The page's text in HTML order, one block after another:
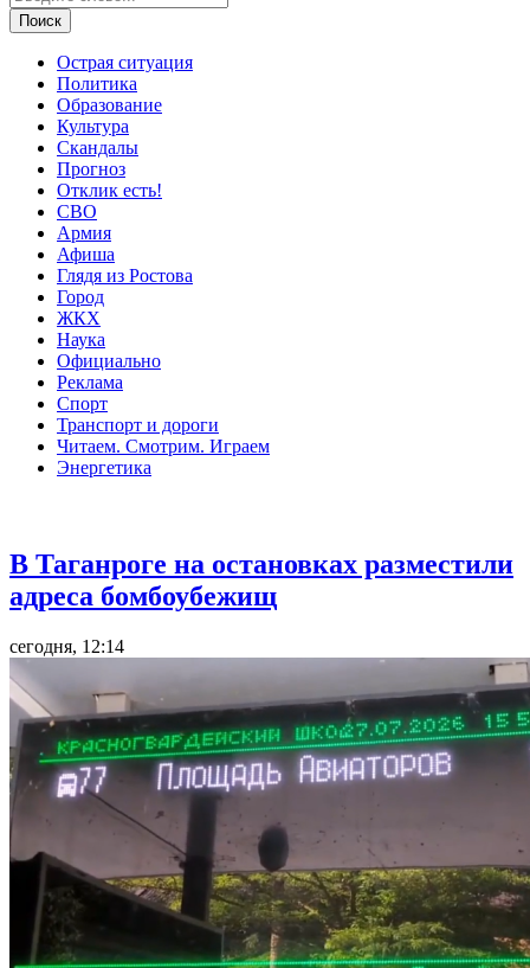
Острая ситуация
Политика
Образование
Культура
Скандалы
Прогноз
Отклик есть!
СВО
Армия
Афиша
Глядя из Ростова
Город
ЖКХ
Наука
Официально
Реклама
Спорт
Транспорт и дороги
Читаем. Смотрим. Играем
Энергетика
В Таганроге на остановках разместили
адреса бомбоубежищ
сегодня, 12:14